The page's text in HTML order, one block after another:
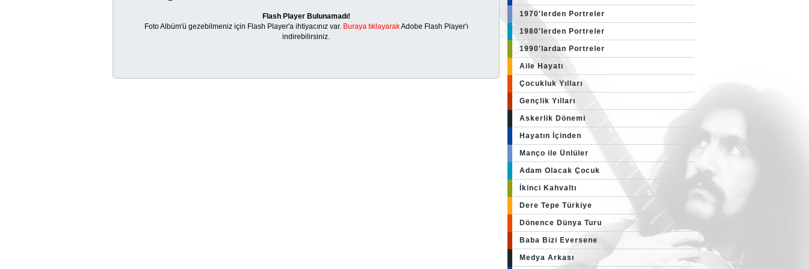
Flash Player Bulunamadı!
Foto Albüm'ü gezebilmeniz için Flash Player'a ihtiyacınız var. Buraya tıklayarakAdobe Flash Player'ı
indirebilirsiniz.
1970'lerden Portreler
1980'lerden Portreler
1990'lardan Portreler
Aile Hayatı
Çocukluk Yılları
Gençlik Yılları
Askerlik Dönemi
Hayatın İçinden
Manço ile Ünlüler
Adam Olacak Çocuk
İkinci Kahvaltı
Dere Tepe Türkiye
Dönence Dünya Turu
Baba Bizi Eversene
Medya Arkası